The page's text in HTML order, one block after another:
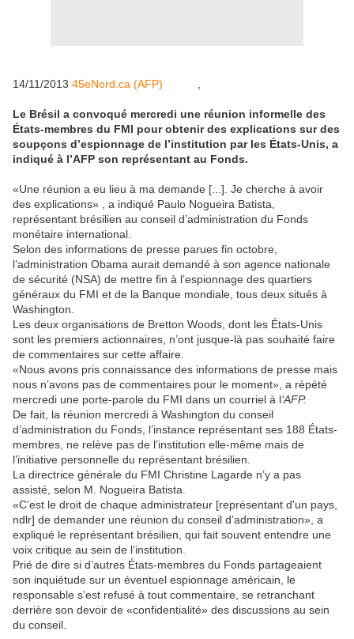
14/11/2013 45eNord.ca (AFP)
Le Brésil a convoqué mercredi une réunion informelle des
États-membres du FMI pour obtenir des explications sur des
soupçons d’espionnage de l’institution par les États-Unis, a
indiqué à l’AFP son représentant au Fonds.
«Une réunion a eu lieu à ma demande [...]. Je cherche à avoir
des explications» , a indiqué Paulo Nogueira Batista,
représentant brésilien au conseil d’administration du Fonds
monétaire international.
Selon des informations de presse parues fin octobre,
l’administration Obama aurait demandé à son agence nationale
de sécurité (NSA) de mettre fin à l’espionnage des quartiers
généraux du FMI et de la Banque mondiale, tous deux situés à
Washington.
Les deux organisations de Bretton Woods, dont les États-Unis
sont les premiers actionnaires, n’ont jusque-là pas souhaité faire
de commentaires sur cette affaire.
«Nous avons pris connaissance des informations de presse mais
nous n’avons pas de commentaires pour le moment», a répété
mercredi une porte-parole du FMI dans un courriel à l‘AFP.
De fait, la réunion mercredi à Washington du conseil
d’administration du Fonds, l’instance représentant ses 188 États-
membres, ne relève pas de l’institution elle-même mais de
l’initiative personnelle du représentant brésilien.
La directrice générale du FMI Christine Lagarde n’y a pas
assisté, selon M. Nogueira Batista.
«C’est le droit de chaque administrateur [représentant d'un pays,
ndlr] de demander une réunion du conseil d’administration», a
expliqué le représentant brésilien, qui fait souvent entendre une
voix critique au sein de l’institution.
Prié de dire si d’autres États-membres du Fonds partageaient
son inquiétude sur un éventuel espionnage américain, le
responsable s’est refusé à tout commentaire, se retranchant
derrière son devoir de «confidentialité» des discussions au sein
du conseil.